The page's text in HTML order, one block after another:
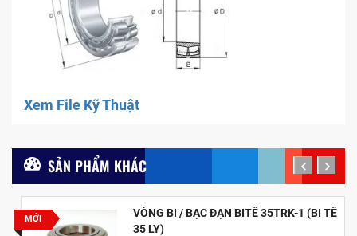
Xem File Kỹ Thuật
SẢN PHẨM KHÁC
MỚI
VÒNG BI / BẠC ĐẠN BITÊ 35TRK-1 (BI TÊ
35 LY)
prev next